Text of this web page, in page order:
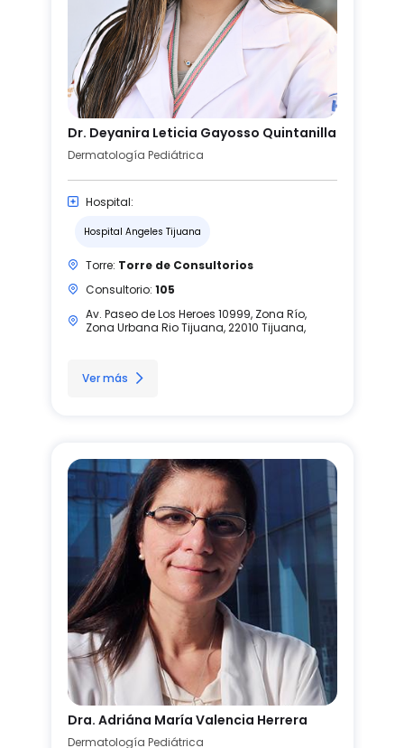
Dr. Deyanira Leticia Gayosso Quintanilla
Dermatología Pediátrica
Hospital:
Hospital Angeles Tijuana
Torre: Torre de Consultorios
Consultorio: 105
Av. Paseo de Los Heroes 10999, Zona Río,
Zona Urbana Rio Tijuana, 22010 Tijuana,
Ver más
Dra. Adriána María Valencia Herrera
Dermatología Pediátrica